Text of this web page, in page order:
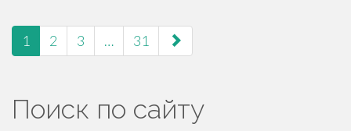
навигация
по
страницам
1 2 3 … 31
Поиск по сайту